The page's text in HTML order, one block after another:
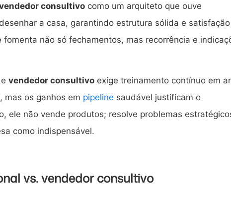
consultivo como um arquiteto que ouve
a casa, garantindo estrutura sólida e satisfação
fomenta não só fechamentos, mas recorrência e
vendedor consultivo exige treinamento contínuo em
mas os ganhos em pipeline saudável justificam o
ele não vende produtos; resolve problemas
como indispensável.
vs. vendedor consultivo